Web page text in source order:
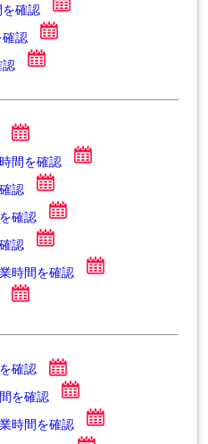
を確認
確認
認
時間を確認
確認
を確認
確認
時間を確認
を確認
間を確認
時間を確認